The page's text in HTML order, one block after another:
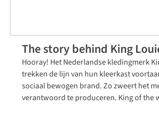
The story behind King
Hooray! Het Nederlandse kledingmerk
trekken de lijn van hun kleerkast
sociaal bewogen brand. Zo zweert het
verantwoord te produceren. King of the